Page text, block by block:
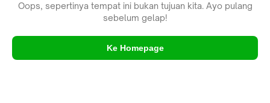
Oops, sepertinya tempat ini bukan tujuan kita. Ayo pulang
sebelum gelap!
Ke Homepage